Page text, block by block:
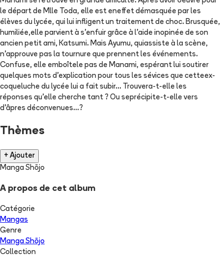
le départ de Mlle Toda, elle est eneffet démasquée par les
élèves du lycée, qui lui infligent un traitement de choc. Brusquée,
humiliée,elle parvient à s'enfuir grâce à l'aide inopinée de son
ancien petit ami, Katsumi. Mais Ayumu, quiassiste à la scène,
n'approuve pas la tournure que prennent les événements.
Confuse, elle emboîtele pas de Manami, espérant lui soutirer
quelques mots d'explication pour tous les sévices que cetteex-
coqueluche du lycée lui a fait subir... Trouvera-t-elle les
réponses qu'elle cherche tant ? Ou seprécipite-t-elle vers
d'âpres déconvenues...?
Thèmes
+ Ajouter
Manga Shōjo
A propos de cet album
Catégorie
Mangas
Genre
Manga Shōjo
Collection